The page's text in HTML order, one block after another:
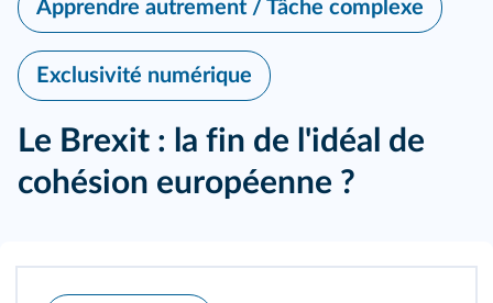
Apprendre autrement / Tâche complexe
Exclusivité numérique
Le Brexit : la fin de l'idéal de
cohésion européenne ?